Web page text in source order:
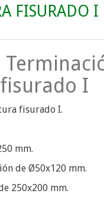
FISURADO I
I
fisurado I.
mm.
de Ø50x120 mm.
250x200 mm.